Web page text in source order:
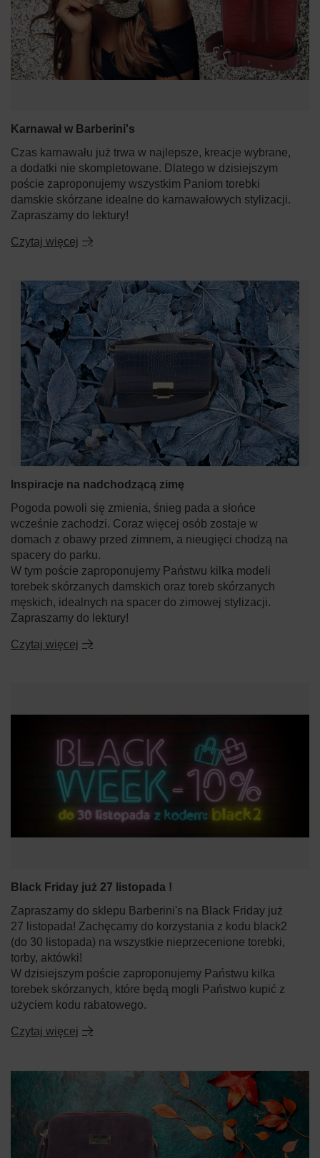
Karnawał w Barberini's
Czas karnawału już trwa w najlepsze, kreacje wybrane,
a dodatki nie skompletowane. Dlatego w dzisiejszym
poście zaproponujemy wszystkim Paniom torebki
damskie skórzane idealne do karnawałowych stylizacji.
Zapraszamy do lektury!
Czytaj więcej
Inspiracje na nadchodzącą zimę
Pogoda powoli się zmienia, śnieg pada a słońce
wcześnie zachodzi. Coraz więcej osób zostaje w
domach z obawy przed zimnem, a nieugięci chodzą na
spacery do parku.
W tym poście zaproponujemy Państwu kilka modeli
torebek skórzanych damskich oraz toreb skórzanych
męskich, idealnych na spacer do zimowej stylizacji.
Zapraszamy do lektury!
Czytaj więcej
Black Friday już 27 listopada !
Zapraszamy do sklepu Barberini's na Black Friday już
27 listopada! Zachęcamy do korzystania z kodu black2
(do 30 listopada) na wszystkie nieprzecenione torebki,
torby, aktówki!
W dzisiejszym poście zaproponujemy Państwu kilka
torebek skórzanych, które będą mogli Państwo kupić z
użyciem kodu rabatowego.
Czytaj więcej